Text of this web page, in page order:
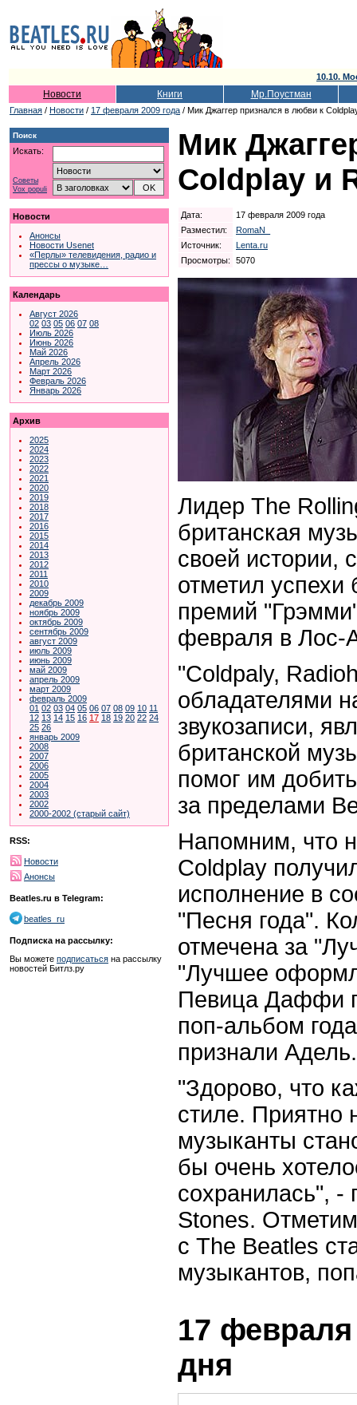
10.10.
Новости Книги Мр.Поустман
Главная / Новости / 17 февраля 2009 года / Мик Джаггер признался в любви к
Поиск
Искать:
Советы
Vox populi
Новости
Анонсы
Новости Usenet
«Перлы» телевидения, радио и
прессы о музыке…
Календарь
Август 2026
02 03 05 06 07 08
Июль 2026
Июнь 2026
Май 2026
Апрель 2026
Март 2026
Февраль 2026
Январь 2026
Архив
2025
2024
2023
2022
2021
2020
2019
2018
2017
2016
2015
2014
2013
2012
2011
2010
2009
декабрь 2009
ноябрь 2009
октябрь 2009
сентябрь 2009
август 2009
июль 2009
июнь 2009
май 2009
апрель 2009
март 2009
февраль 2009
01 02 03 04 05 06 07 08 09 10 11
12 13 14 15 16 17 18 19 20 22 24
25 26
январь 2009
2008
2007
2006
2005
2004
2003
2002
2000-2002 (старый сайт)
RSS:
Новости
Анонсы
Beatles.ru в Telegram:
beatles_ru
Подписка на рассылку:
Вы можете подписаться на рассылку
новостей Битлз.ру
Мик
Coldplay и
Дата:
17 февраля 2009 года
Разместил:
RomaN_
Источник:
Lenta.ru
Просмотры:
5070
Лидер The
британская
своей истории,
отметил успехи
премий
февраля в Лос-
"Coldpaly,
обладателями
звукозаписи,
британской
помог им
за пределами
Напомним, что
Coldplay
исполнение в
"Песня года".
отмечена за
"Лучшее
Певица Даффи
поп-альбом
признали Адель.
"Здорово, что
стиле. Приятно
музыканты
бы очень
сохранилась", -
Stones.
с The Beatles
музыкантов,
17 февраля
дня